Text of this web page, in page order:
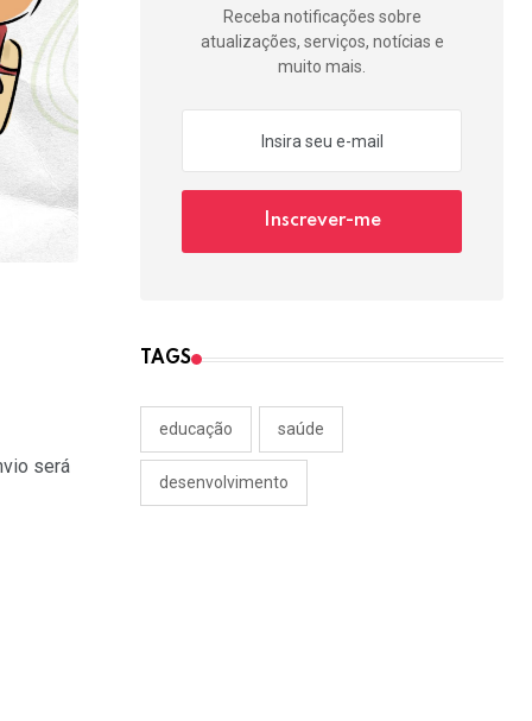
será
Receba notificações sobre
atualizações, serviços, notícias e
muito mais.
Inscrever-me
TAGS
educação saúde
desenvolvimento